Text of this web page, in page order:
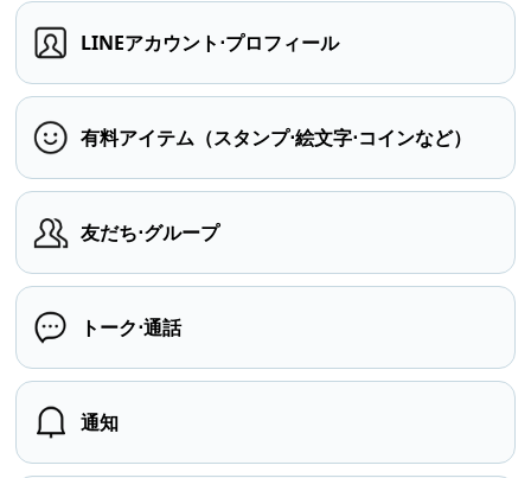
LINEアカウント⋅プロフィール
有料アイテム（スタンプ⋅絵文字⋅コインなど）
友だち⋅グループ
トーク⋅通話
通知